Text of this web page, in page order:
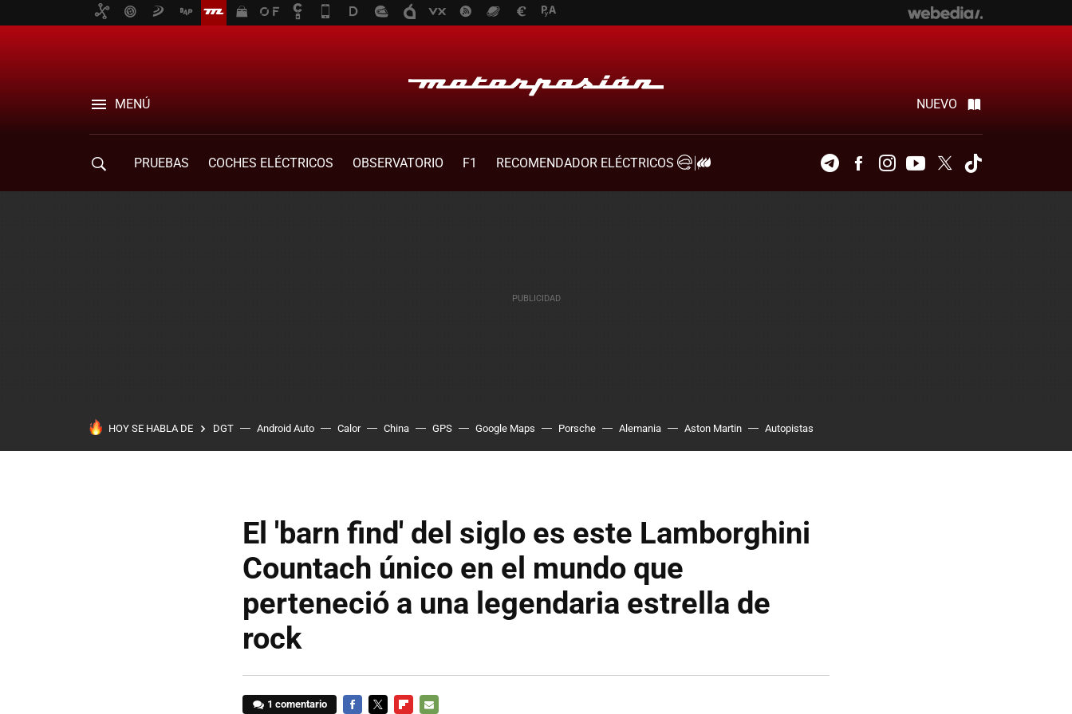
MENÚ NUEVO
PRUEBAS COCHES ELÉCTRICOS OBSERVATORIO F1
RECOMENDADOR ELÉCTRICOS
TelegramFacebookInstagramYoutubeTwitter
HOY SE HABLA DE DGT Android Auto Calor China GPS Google Maps Porsche Alemania Aston Martin Autopistas
El 'barn find' del siglo es este Lamborghini
Countach único en el mundo que
perteneció a una legendaria estrella de
rock
1 comentario